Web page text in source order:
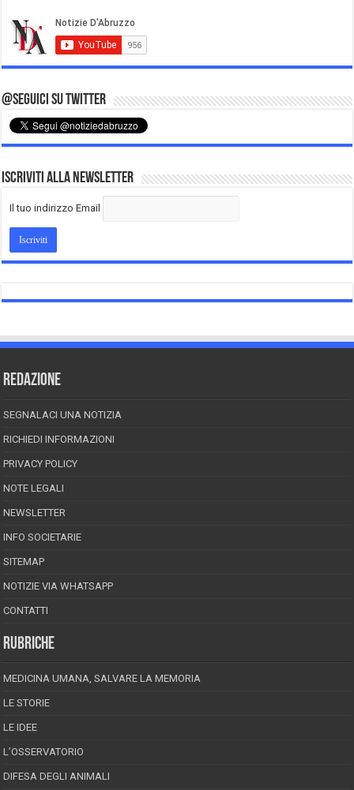
@Seguici su Twitter
Iscriviti alla Newsletter
Il tuo indirizzo Email
REDAZIONE
SEGNALACI UNA NOTIZIA
RICHIEDI INFORMAZIONI
PRIVACY POLICY
NOTE LEGALI
NEWSLETTER
INFO SOCIETARIE
SITEMAP
NOTIZIE VIA WHATSAPP
CONTATTI
RUBRICHE
MEDICINA UMANA, SALVARE LA MEMORIA
LE STORIE
LE IDEE
L’OSSERVATORIO
DIFESA DEGLI ANIMALI